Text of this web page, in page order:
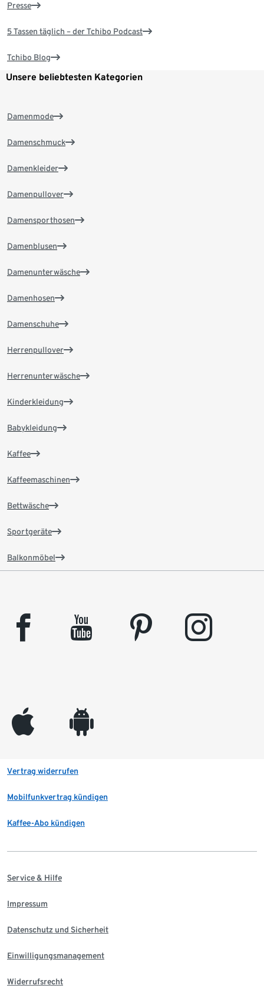
Presse
5 Tassen täglich – der Tchibo Podcast
Tchibo Blog
Unsere beliebtesten Kategorien
Damenmode
Damenschmuck
Damenkleider
Damenpullover
Damensporthosen
Damenblusen
Damenunterwäsche
Damenhosen
Damenschuhe
Herrenpullover
Herrenunterwäsche
Kinderkleidung
Babykleidung
Kaffee
Kaffeemaschinen
Bettwäsche
Sportgeräte
Balkonmöbel
facebook youtube pinterest instagram
appleinc android
Vertrag widerrufen
Mobilfunkvertrag kündigen
Kaffee-Abo kündigen
Service & Hilfe
Impressum
Datenschutz und Sicherheit
Einwilligungsmanagement
Widerrufsrecht